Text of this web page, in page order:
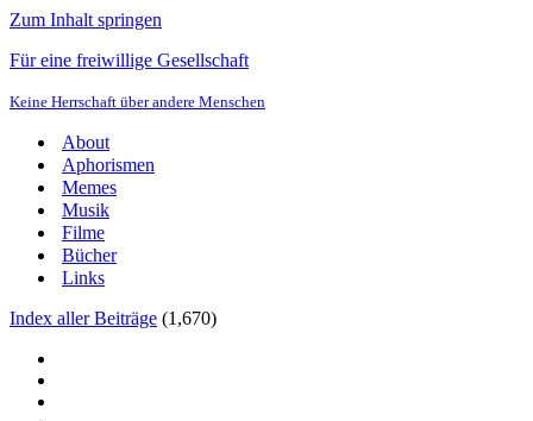
Zum Inhalt springen
Für eine freiwillige Gesellschaft
Keine Herrschaft über andere Menschen
About
Aphorismen
Memes
Musik
Filme
Bücher
Links
Index aller Beiträge (1,670)